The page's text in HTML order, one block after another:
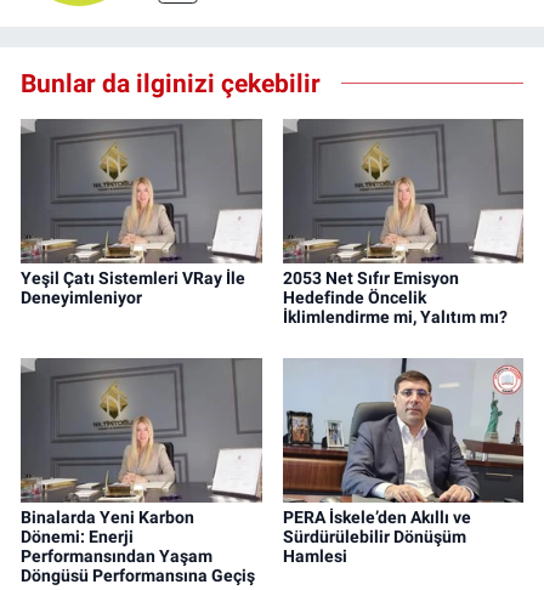
Bunlar da ilginizi çekebilir
Yeşil Çatı Sistemleri VRay İle
Deneyimleniyor
2053 Net Sıfır Emisyon
Hedefinde Öncelik
İklimlendirme mi, Yalıtım mı?
Binalarda Yeni Karbon
Dönemi: Enerji
Performansından Yaşam
Döngüsü Performansına Geçiş
PERA İskele’den Akıllı ve
Sürdürülebilir Dönüşüm
Hamlesi